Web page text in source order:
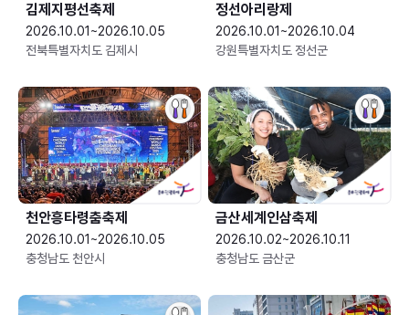
김제지평선축제
2026.10.01~2026.10.05
전북특별자치도 김제시
정선아리랑제
2026.10.01~2026.10.04
강원특별자치도 정선군
천안흥타령춤축제
2026.10.01~2026.10.05
충청남도 천안시
금산세계인삼축제
2026.10.02~2026.10.11
충청남도 금산군